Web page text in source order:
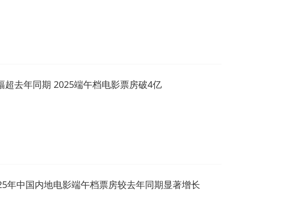
超去年同期 2025端午档电影票房破4亿
年中国内地电影端午档票房较去年同期显著增长